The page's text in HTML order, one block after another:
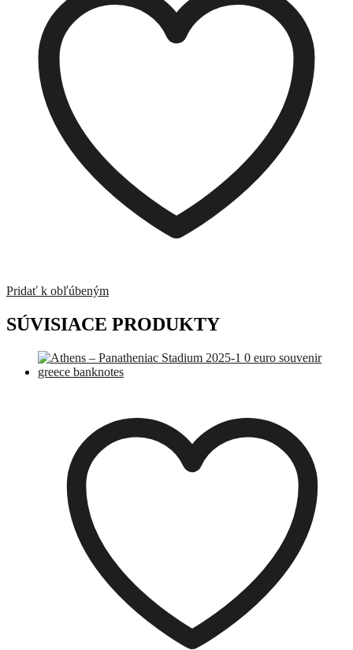
Pridať k obľúbeným
SÚVISIACE PRODUKTY